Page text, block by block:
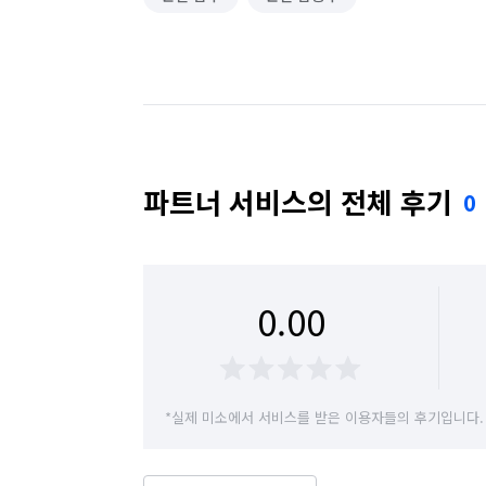
파트너 서비스의 전체 후기 0
0.00
*실제 미소에서 서비스를 받은 이용자들의 후기입니다.